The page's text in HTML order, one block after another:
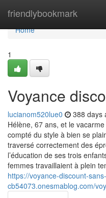
friendlybookmark
Home
Home
1
Voyance
lucianom520lue0 388 days
Hélène, 67 ans, et le
compté du style à bien se
traversé correctement des
l’éducation de ses trois
femmes travaillaient à plein
https://voyance-discount-sans-
cb54073.onesmablog.com/